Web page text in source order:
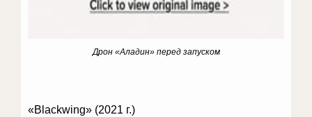
Дрон «Аладин» перед запуском
«Blackwing» (2021 г.)